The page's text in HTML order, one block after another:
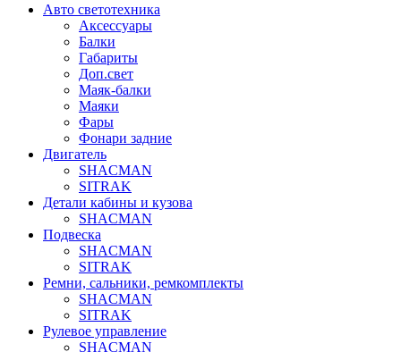
Авто светотехника
Аксессуары
Балки
Габариты
Доп.свет
Маяк-балки
Маяки
Фары
Фонари задние
Двигатель
SHACMAN
SITRAK
Детали кабины и кузова
SHACMAN
Подвеска
SHACMAN
SITRAK
Ремни, сальники, ремкомплекты
SHACMAN
SITRAK
Рулевое управление
SHACMAN